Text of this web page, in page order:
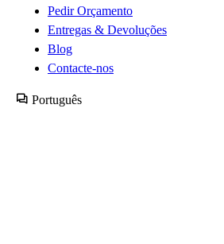
Pedir Orçamento
Entregas & Devoluções
Blog
Contacte-nos
Português